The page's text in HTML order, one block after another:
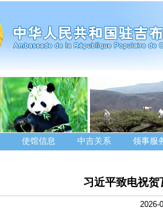
使馆信息 中吉关系 领事服
习近平致电祝
2026-